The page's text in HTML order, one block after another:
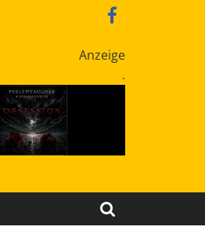
Anzeige
.